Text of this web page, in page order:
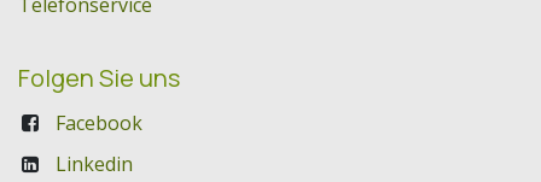
Folgen Sie uns
Facebook
Linkedin